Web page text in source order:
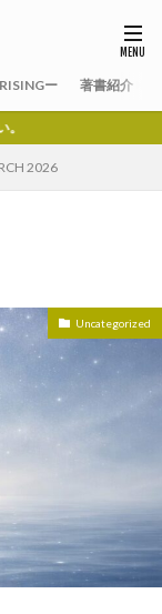
ー 著書紹介
2026
Uncategorized